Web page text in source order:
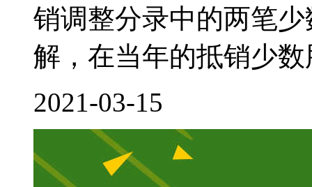
销调整分录中的两笔
解，在当年的抵销少
2021-03-15